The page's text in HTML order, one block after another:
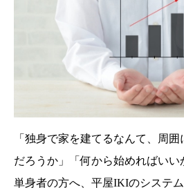
「独身で家を建てるなんて、周
だろうか」「何から始めればいい
単身者の方へ、平屋IKIのシステ